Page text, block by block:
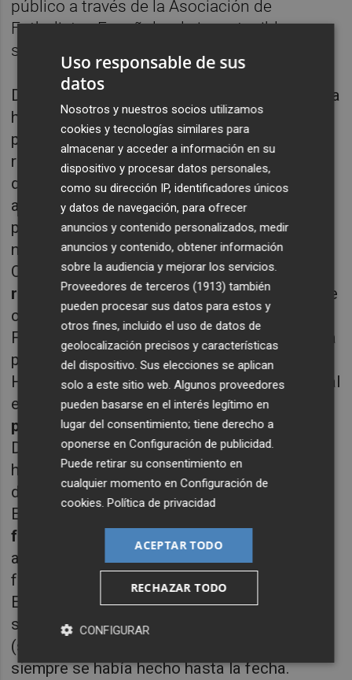
público a través de la Asociación de
Futbolistas Españoles, la insostenible
situación en la que nos encontramos.
Durante los últimos meses de esta temporada
hemos sufrido importantesretrasos
pago de nuestrossalarios, lo que ha
repercutido negativamente en nuestro día a
día y en el de nuestras familias. Se nos
adeudan varias mensualidades, viviendo los
problemas más graves en la actualidad, pues
no hemos percibidolas 3 ultimas nóminas
Creemos que el club está adoptando
represalias contra los jugadoresdespués de
confirmarse el descenso a Tercera
Federación la pasada temporada, sufriendo la
plantilla una serie de actos inadmisibles.
Hace unos días sufrimos un acto vandálico, al
encontrarse varios futbolistas lasruedas
pinchadas de sus cochesen La Ciudad
Deportiva Olímpica Camilo Cano. El club no
hizo ninguna manifestación pública de
denuncia.
El club nos comunicó hace días que
futbolista que quiera marcharse
abonará el dinero que se le adeude hasta la
fecha de su renuncia.
El club ha comunicado al utillero que no nos
suministreropa de abrigo para entrenar
(sudaderas y camisetas térmicas), como
siempre se había hecho hasta la fecha.
Uso responsable de sus
datos
Nosotros y nuestros socios utilizamos
cookies y tecnologías similares para
almacenar y acceder a información en su
dispositivo y procesar datos personales,
como su dirección IP, identificadores únicos
y datos de navegación, para ofrecer
anuncios y contenido personalizados, medir
anuncios y contenido, obtener información
sobre la audiencia y mejorar los servicios.
Proveedores de terceros (1913) también
pueden procesar sus datos para estos y
otros fines, incluido el uso de datos de
geolocalización precisos y características
del dispositivo. Sus elecciones se aplican
solo a este sitio web. Algunos proveedores
pueden basarse en el interés legítimo en
lugar del consentimiento; tiene derecho a
oponerse enConfiguración de publicidad
Puede retirar su consentimiento en
cualquier momento enConfiguración de
cookies .Política de privacidad
ACEPTAR TODO
RECHAZAR TODO
CONFIGURAR